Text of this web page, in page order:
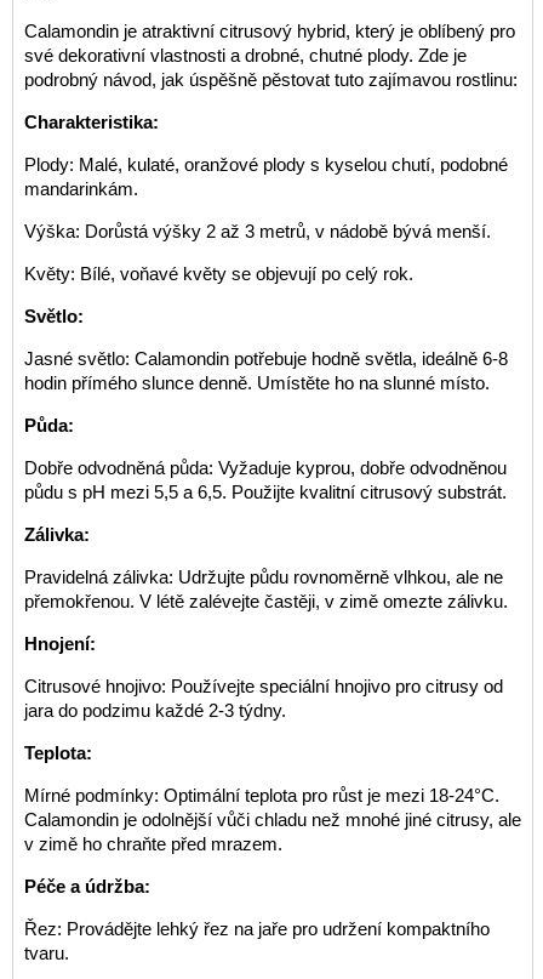
Calamondin je atraktivní citrusový hybrid, který je oblíbený pro
své dekorativní vlastnosti a drobné, chutné plody. Zde je
podrobný návod, jak úspěšně pěstovat tuto zajímavou rostlinu:
Charakteristika:
Plody: Malé, kulaté, oranžové plody s kyselou chutí, podobné
mandarinkám.
Výška: Dorůstá výšky 2 až 3 metrů, v nádobě bývá menší.
Květy: Bílé, voňavé květy se objevují po celý rok.
Světlo:
Jasné světlo: Calamondin potřebuje hodně světla, ideálně 6-8
hodin přímého slunce denně. Umístěte ho na slunné místo.
Půda:
Dobře odvodněná půda: Vyžaduje kyprou, dobře odvodněnou
půdu s pH mezi 5,5 a 6,5. Použijte kvalitní citrusový substrát.
Zálivka:
Pravidelná zálivka: Udržujte půdu rovnoměrně vlhkou, ale ne
přemokřenou. V létě zalévejte častěji, v zimě omezte zálivku.
Hnojení:
Citrusové hnojivo: Používejte speciální hnojivo pro citrusy od
jara do podzimu každé 2-3 týdny.
Teplota:
Mírné podmínky: Optimální teplota pro růst je mezi 18-24°C.
Calamondin je odolnější vůči chladu než mnohé jiné citrusy, ale
v zimě ho chraňte před mrazem.
Péče a údržba:
Řez: Provádějte lehký řez na jaře pro udržení kompaktního
tvaru.